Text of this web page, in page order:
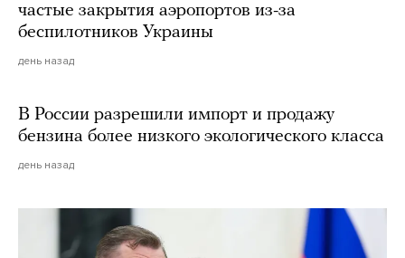
частые закрытия аэропортов из-за
беспилотников Украины
день назад
В России разрешили импорт и продажу
бензина более низкого экологического класса
день назад